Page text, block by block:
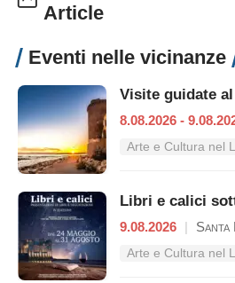
Article
Eventi nelle vicinanze
8.08.2026 -
Arte e Cultura nel
9.08.2026 |
Arte e Cultura nel